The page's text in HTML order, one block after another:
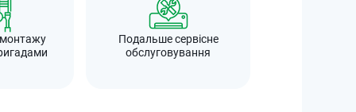
Подальше сервісне
обслуговування